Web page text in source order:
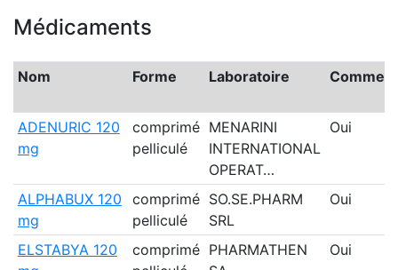
Médicaments
Nom Forme Laboratoire
ADENURIC 120
mg
comprimé
pelliculé
MENARINI
INTERNATIONAL
OPERAT…
Oui
ALPHABUX 120
mg
comprimé
pelliculé
SO.SE.PHARM
SRL
Oui
ELSTABYA 120
comprimé PHARMATHEN
Oui